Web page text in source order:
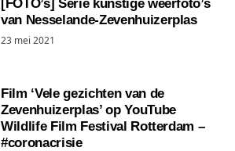
[FOTO’s] Serie kunstige weerfoto’s
van Nesselande-Zevenhuizerplas
23 mei 2021
Film ‘Vele gezichten van de
Zevenhuizerplas’ op YouTube
Wildlife Film Festival Rotterdam –
#coronacrisie